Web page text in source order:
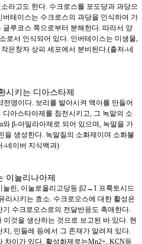
라고도 한다. 수크로스를 포도당과 과당으
버테이스는 수크로스의 과당을 인식하여 가
루코스 쪽으로부터 분해한다. 따라서 양
로서 인식되어 있다. 인버테이스는 미생물,
은창자 상피 세포에서 분비된다.(출처-네
시키는 디아스타제
전명이다. 보리를 발아시켜 맥아를 만들어
아스타아제를 침전시키고, 그 녹말의 소
와 β-아밀라아제로 되어 있으며, 녹말을 가
을 생성한다. 녹말질의 소화제이며 소화불
-네이버 지식백과)
이눌리나아제
눌린, 이눌로올리고당등 β2→1 프룩토시드
리시키는 효소. 수크로오스에 대한 활성은
수크로오스로의 전달반응도 촉매한다.
이것을 생산하는 것으로 보고된 바 있다. 현
, 민들레 등에서 그 존재가 알려져 있다.
차이가 있다. 활성화제로는Mn2+, KCN등